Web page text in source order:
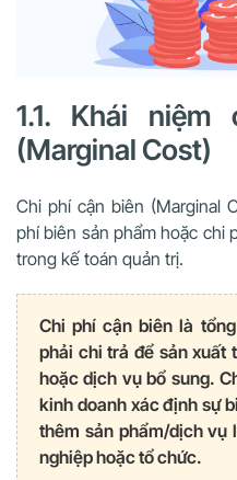
1.1. Khái
(Marginal Cost)
Chi phí cận biên (Marginal
phí biên sản phẩm hoặc chi
trong kế toán quản trị.
Chi phí cận biên là
phải chi trả để sản xuất
hoặc dịch vụ bổ sung.
kinh doanh xác định sự
thêm sản phẩm/dịch vụ
nghiệp hoặc tổ chức.